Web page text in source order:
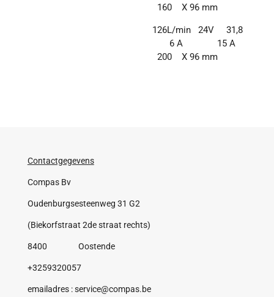
160 X 96 mm
126L/min 24V 31,8
6 A 15 A
200 X 96 mm
Contactgegevens
Compas Bv
Oudenburgsesteenweg 31 G2
(Biekorfstraat 2de straat rechts)
8400 Oostende
+3259320057
emailadres : service@compas.be